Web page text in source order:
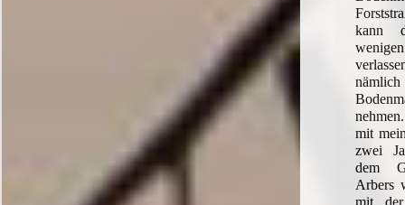
kann
nämlich
mit
zwei
dem
Arbers
mit